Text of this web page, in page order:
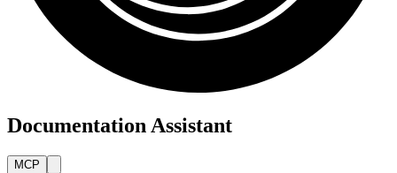
Documentation Assistant
MCP